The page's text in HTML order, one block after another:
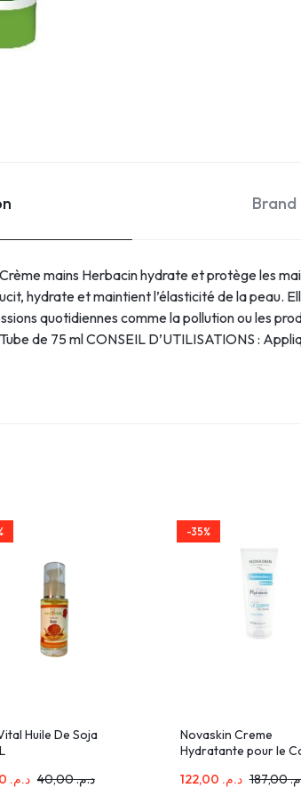
Brand
mains Herbacin hydrate et protège les
hydrate et maintient l’élasticité de la peau.
quotidiennes comme la pollution ou les
de 75 ml CONSEIL D’UTILISATIONS :
Huile De Soja
د.م.
د.م.40,00
-35%
Novaskin Creme
Hydratante pour le
د.م. 187,00